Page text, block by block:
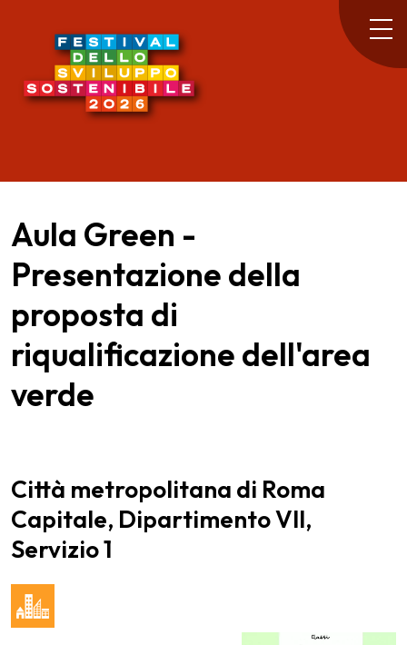
Aula Green -
Presentazione della
proposta di
riqualificazione dell'area
verde
Città metropolitana di Roma
Capitale, Dipartimento VII,
Servizio 1